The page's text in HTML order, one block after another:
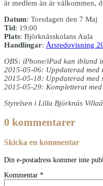
är medlem än är välkommen,
Datum: Torsdagen den 7 Maj
Tid: 19:00
Plats: Björknässkolans Aula
Handlingar: Årsredovisning
OBS: iPhone/iPad kan ibland
2015-05-06: Uppdaterad med
2015-05-18: Uppdaterad med
2015-05-29: Kompletterat med
Styrelsen i Lilla Björknäs
0 kommentarer
Skicka en kommentar
Din e-postadress kommer inte
Kommentar *